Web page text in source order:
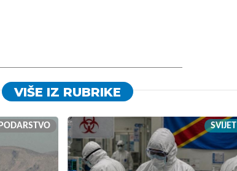
VIŠE IZ RUBRIKE
SVIJET